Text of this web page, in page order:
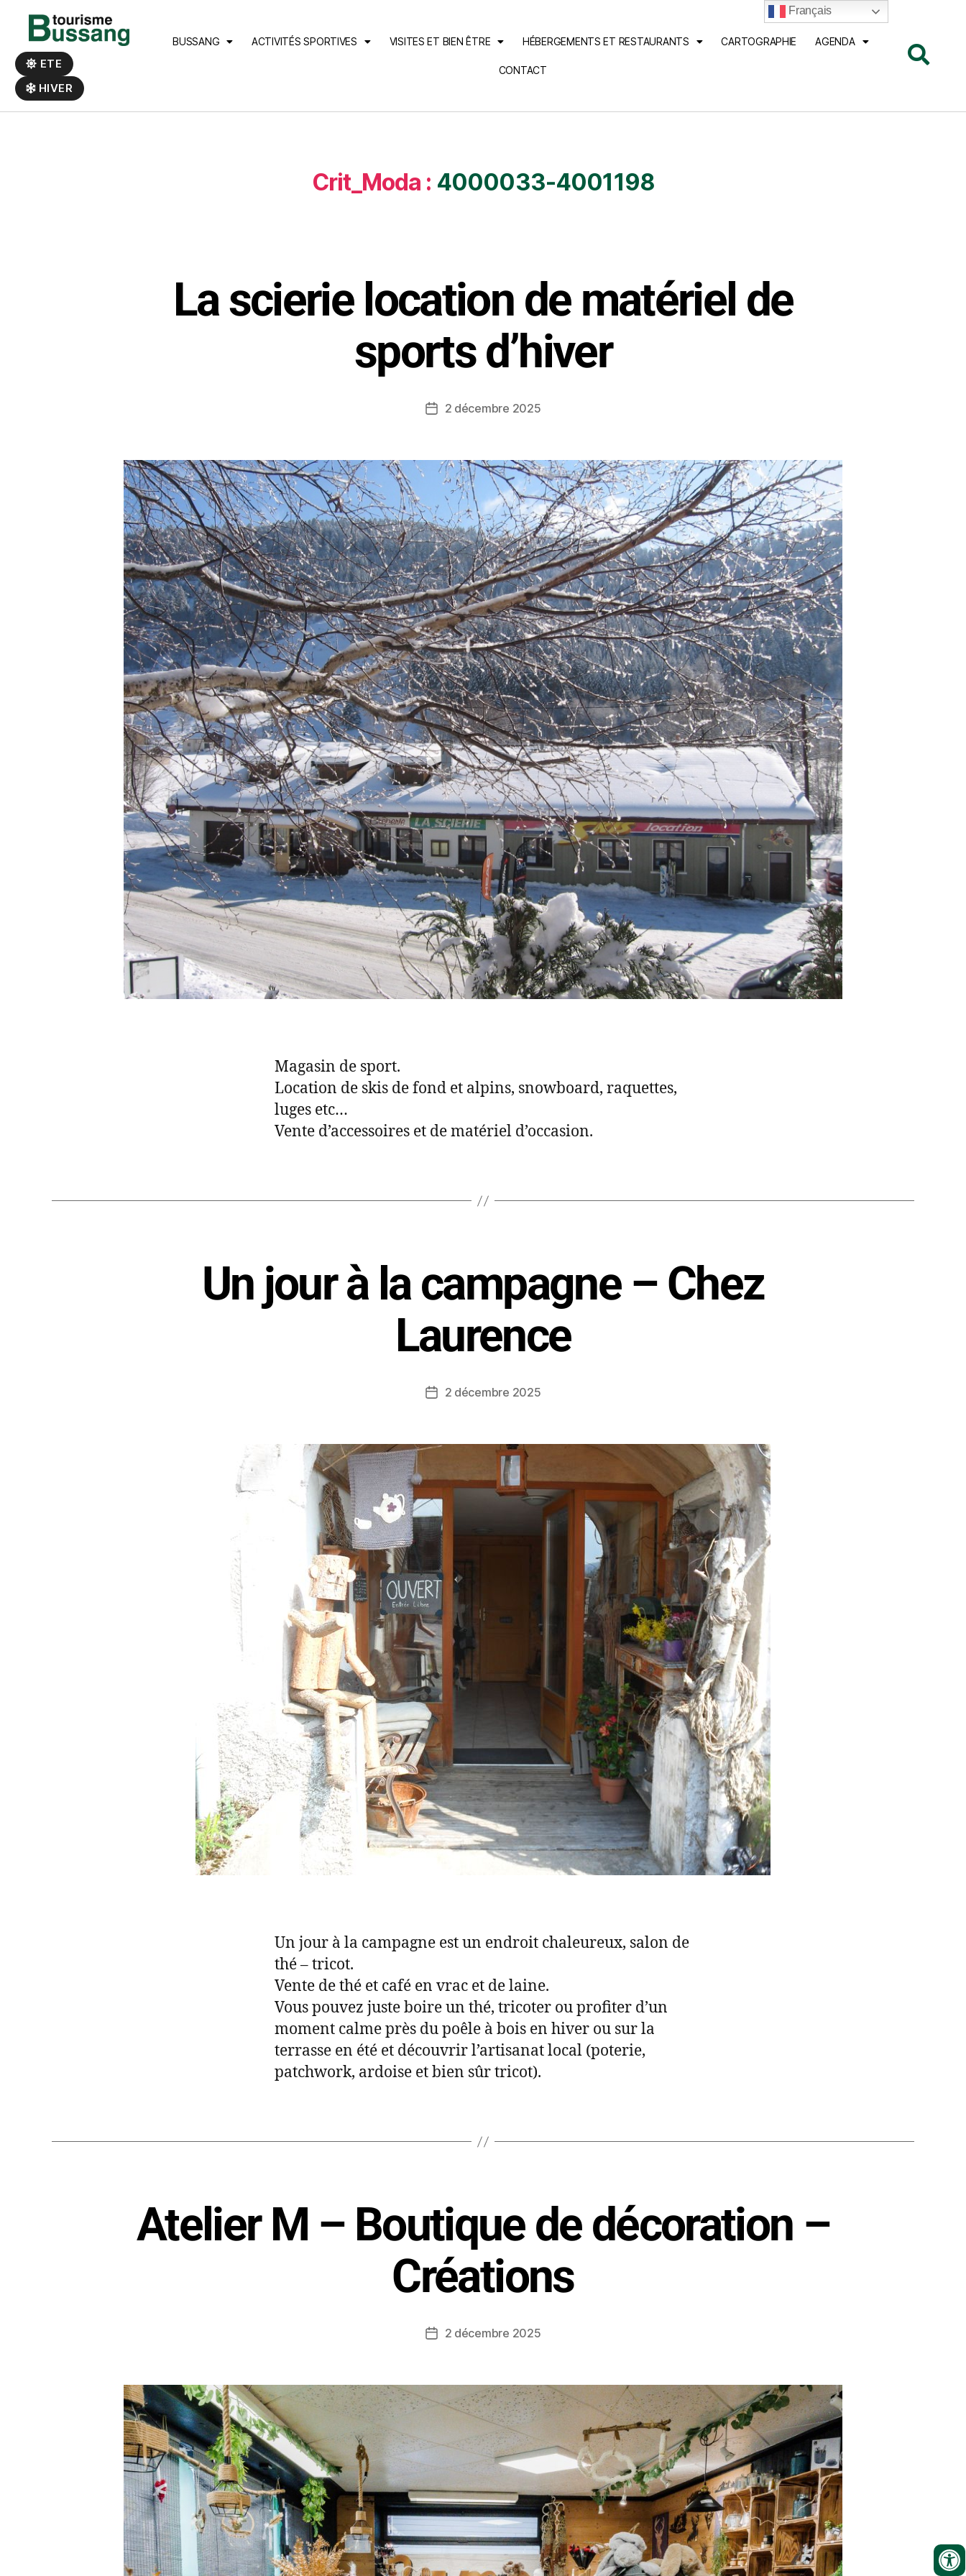
ETE
HIVER
BUSSANG ACTIVITÉS SPORTIVES VISITES ET BIEN ÊTRE HÉBERGEMENTS ET RESTAURANTS CARTOGRAPHIE AGENDA
CONTACT
Crit_Moda : 4000033-4001198
La scierie location de matériel de
sports d’hiver
2 décembre 2025
Magasin de sport.
Location de skis de fond et alpins, snowboard, raquettes,
luges etc…
Vente d’accessoires et de matériel d’occasion.
Un jour à la campagne – Chez
Laurence
2 décembre 2025
Un jour à la campagne est un endroit chaleureux, salon de
thé – tricot.
Vente de thé et café en vrac et de laine.
Vous pouvez juste boire un thé, tricoter ou profiter d’un
moment calme près du poêle à bois en hiver ou sur la
terrasse en été et découvrir l’artisanat local (poterie,
patchwork, ardoise et bien sûr tricot).
Atelier M – Boutique de décoration –
Créations
2 décembre 2025
Français